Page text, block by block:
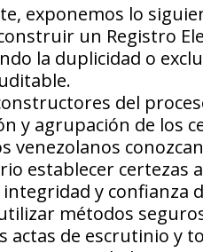
exponemos lo
un Registro
la duplicidad o
del
y agrupación de los
venezolanos
establecer
y confianza
métodos
actas de escrutinio y